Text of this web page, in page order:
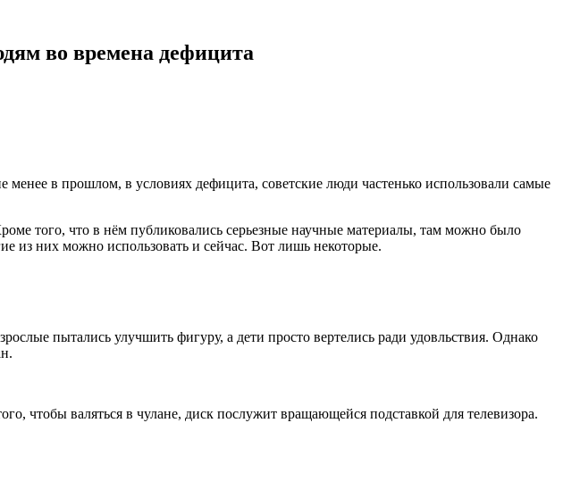
во времена дефицита
в прошлом, в условиях дефицита, советские люди частенько использовали самые
того, что в нём публиковались серьезные научные материалы, там можно было
из них можно использовать и сейчас. Вот лишь некоторые.
пытались улучшить фигуру, а дети просто вертелись ради удовльствия. Однако
чтобы валяться в чулане, диск послужит вращающейся подставкой для телевизора.